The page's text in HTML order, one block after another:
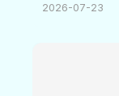
2026-07-23